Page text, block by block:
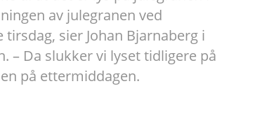
av julegranen ved
sier Johan Bjarnaberg i
– Da slukker vi lyset tidligere på
på ettermiddagen.